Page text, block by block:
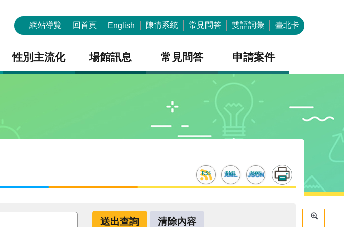
網站導覽 回首頁 English 陳情系統 常見問答 雙語詞彙 臺北卡
性別主流化 場館訊息 常見問答 申請案件
RSS XML JSON